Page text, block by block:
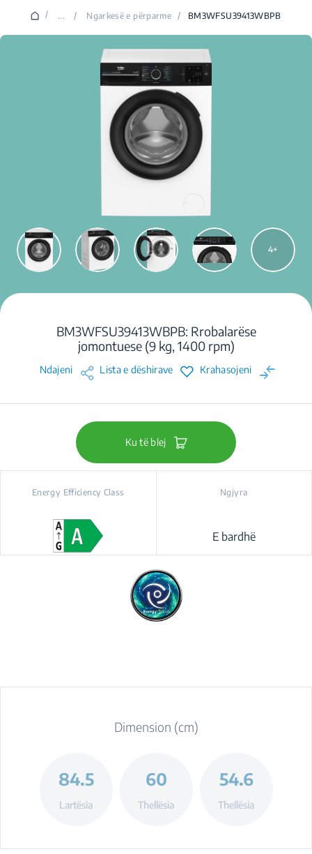
/ ... / Ngarkesë e përparme / BM3WFSU39413WBPB
4
BM3WFSU39413WBPB: Rrobalarëse
jomontuese (9 kg, 1400 rpm)
Ndajeni Lista e dëshirave Krahasojeni
Ku të blej
Energy Efficiency Class Ngjyra
E bardhë
Dimension (cm)
84.5
Lartësia
60
Thellësia
54.6
Thellësia